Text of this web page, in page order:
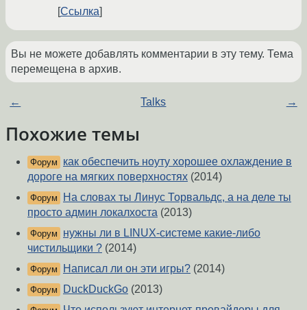
Ссылка
Вы не можете добавлять комментарии в эту тему. Тема
перемещена в архив.
← Talks →
Похожие темы
Форум
как обеспечить ноуту хорошее охлаждение в
дороге на мягких поверхностях (2014)
Форум
На словах ты Линус Торвальдс, а на деле ты
просто админ локалхоста (2013)
Форум
нужны ли в LINUX-системе какие-либо
чистильщики ? (2014)
Форум Написал ли он эти игры? (2014)
Форум DuckDuckGo (2013)